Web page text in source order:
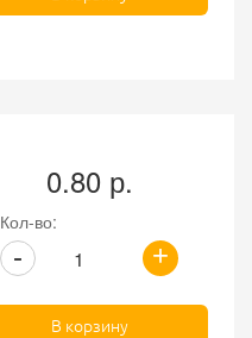
0.80 р.
Кол-во:
+
-
В корзину